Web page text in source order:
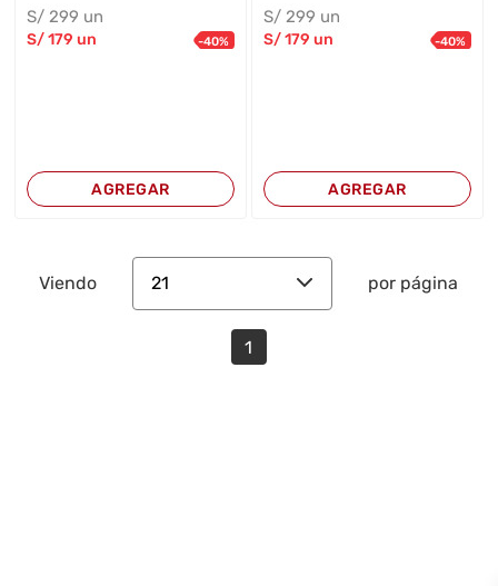
S/299 un
S/179 un -40%
AGREGAR
S/ 299 un
S/179 un -40%
AGREGAR
Viendo 21 por página
1